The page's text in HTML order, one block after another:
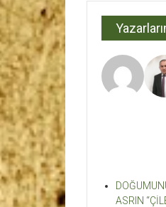
Dergisi
Etkili
Edebiyat
ASRIN